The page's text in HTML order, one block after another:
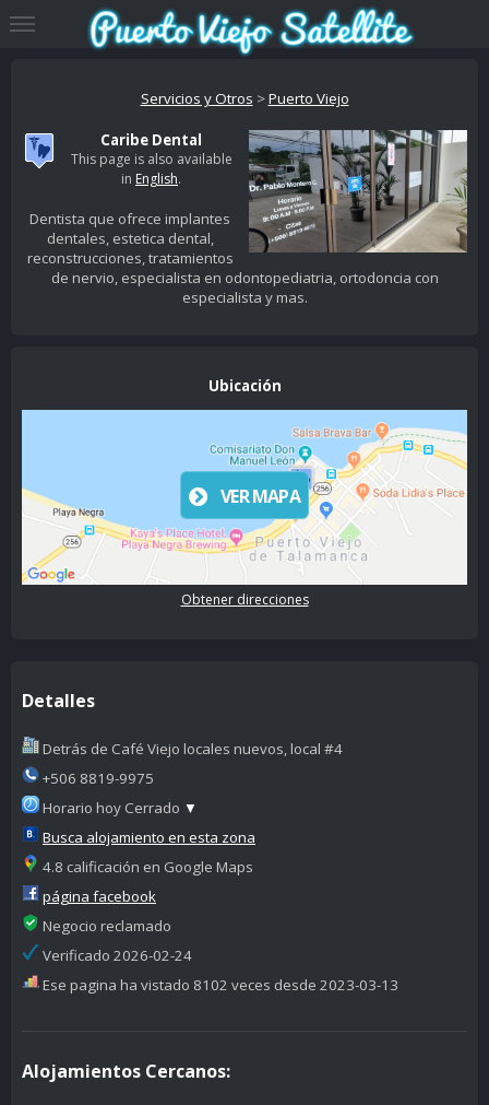
Servicios y Otros >Puerto Viejo
Caribe Dental
This page is also available
in English.
Dentista que ofrece implantes
dentales, estetica dental,
reconstrucciones, tratamientos
de nervio, especialista en odontopediatria, ortodoncia con
especialista y mas.
Ubicación
VER MAPA
Obtener direcciones
Detalles
Detrás de Café Viejo locales nuevos, local #4
+506 8819-9975
Horario hoy Cerrado ▼
Busca alojamiento en esta zona
4.8 calificación en Google Maps
página facebook
Negocio reclamado
Verificado 2026-02-24
Ese pagina ha vistado 8102 veces desde 2023-03-13
Alojamientos Cercanos: